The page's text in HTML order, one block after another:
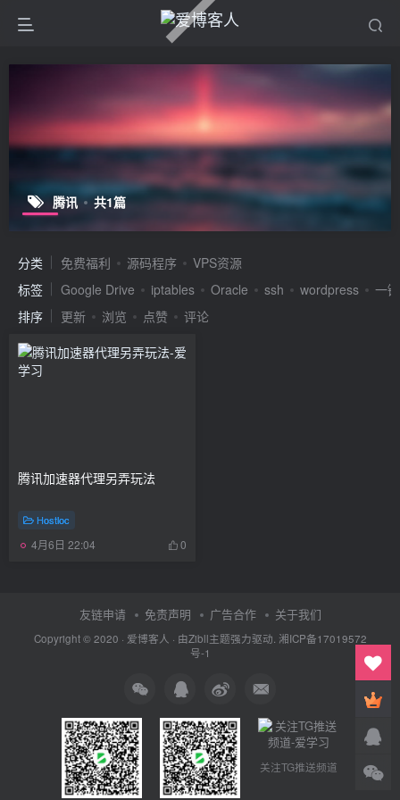
腾讯 共1篇
分类 免费福利 源码程序
VPS资源
标签
Google Drive iptables Oracle ssh wordpress
一
排序
更新 浏览 点赞 评论
腾讯加速器代理另弄玩法
Hostloc
4月6日 22:04 0
友链申请 免责声明 广告合作 关于我们
Copyright © 2020 · 爱博客人 · 由Zibll主题强力驱动. 湘ICP备17019572
号-1
关注TG推送频道